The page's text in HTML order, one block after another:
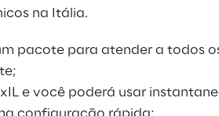
na Itália.
pacote para atender a todos
e você poderá usar